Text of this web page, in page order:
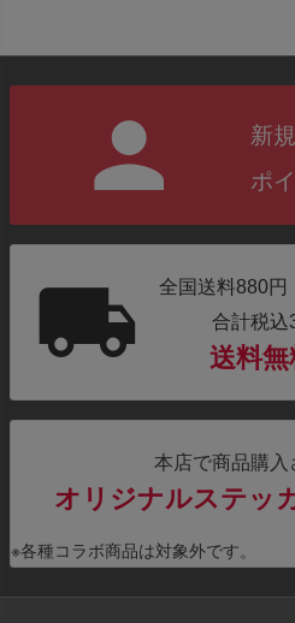
新
ポ
全国送料880円
合計税込
送料無
本店で商品購入
オリジナルステッ
※各種コラボ商品は対象外です。